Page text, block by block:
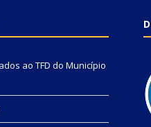
ao TFD do Município